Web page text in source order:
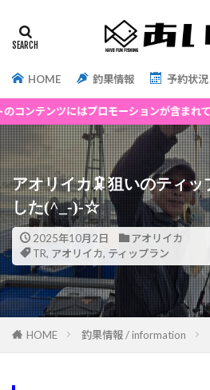
HOME 釣果情報 予約状
モーションが含まれています★
アオリイカ🦑狙いのティッ
した(^_-)-☆
2025年10月2日
アオリイカ
TR, アオリイカ, ティップラン
HOME 釣果情報 / information